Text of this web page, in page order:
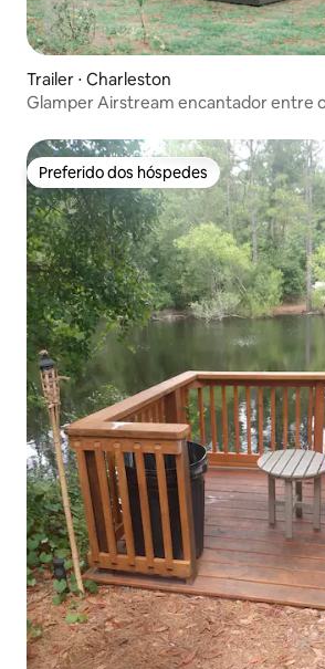
Trailer ⋅ Charleston
Glamper Airstream encantador entre
Preferido dos hóspedes
Preferido dos hóspedes